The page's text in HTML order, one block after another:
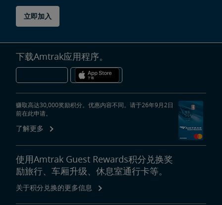
立即加入
下载Amtrak应用程序。
赚取高达30,000奖励积分。优惠内容不同。请于26年9月2日
前在此申请。
了解更多
使用Amtrak Guest Rewards积分兑换奖
励旅行、车厢升级、休息室通行卡等。
关于积分兑换的更多信息